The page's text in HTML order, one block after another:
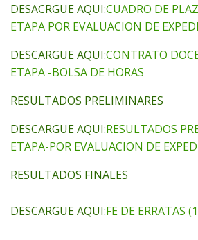
DESACRGUE AQUI:CUADRO DE
ETAPA POR EVALUACION DE
DESCARGUE AQUI:CONTRATO
ETAPA -BOLSA DE HORAS
RESULTADOS PRELIMINARES
DESCARGUE AQUI:RESULTADOS
ETAPA-POR EVALUACION DE
RESULTADOS FINALES
DESCARGUE AQUI:FE DE ERRATAS